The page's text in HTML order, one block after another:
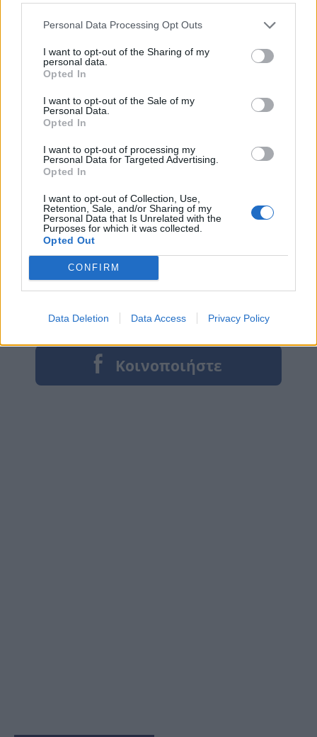
Personal Data Processing Opt Outs
I want to opt-out of the Sharing of my
personal data.
Opted In
I want to opt-out of the Sale of my
Personal Data.
Opted In
I want to opt-out of processing my
Personal Data for Targeted Advertising.
Opted In
I want to opt-out of Collection, Use,
Retention, Sale, and/or Sharing of my
Personal Data that Is Unrelated with the
Purposes for which it was collected.
Opted Out
CONFIRM
Data Deletion Data Access Privacy Policy